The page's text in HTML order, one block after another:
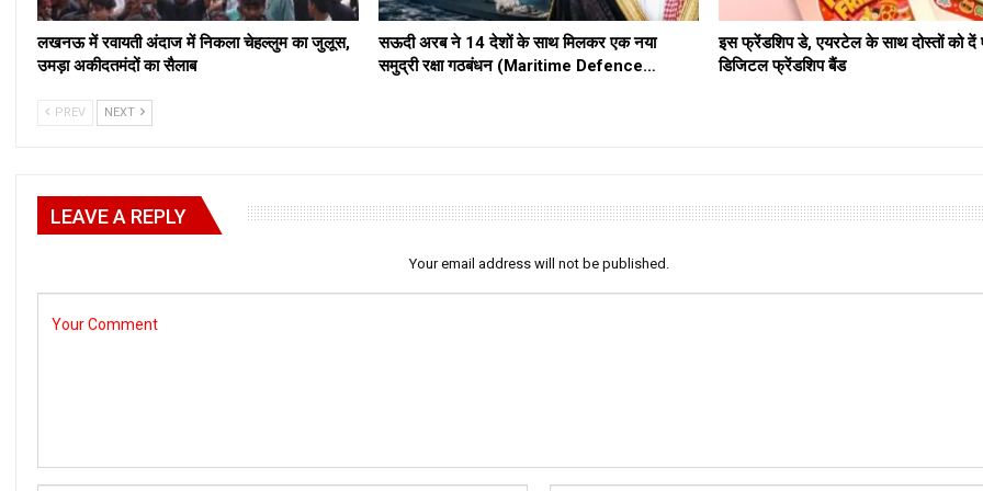
लखनऊ में रवायती अंदाज में निकला चेहल्लुम का जुलूस,
उमड़ा अकीदतमंदों का सैलाब
सऊदी अरब ने 14 देशों के साथ मिलकर एक नया
समुद्री रक्षा गठबंधन (Maritime Defence…
इस फ्रेंडशिप डे, एयरटेल के साथ दोस्तों को
डिजिटल फ्रेंडशिप बैंड
PREV NEXT
LEAVE A REPLY
Your email address will not be published.